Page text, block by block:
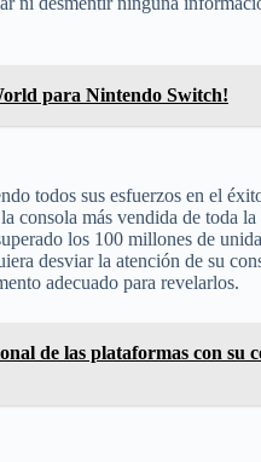
para Nintendo Switch!
todos sus esfuerzos en el
consola más vendida de toda
los 100 millones de
desviar la atención de su
adecuado para revelarlos.
de las plataformas con su